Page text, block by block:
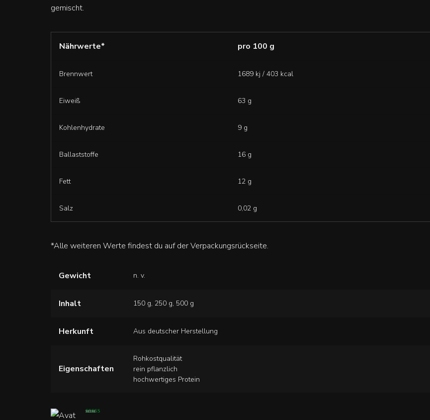
gemischt.
Nährwerte* pro 100 g
Brennwert 1689 kj / 403 kcal
Eiweiß 63 g
Kohlenhydrate 9 g
Ballaststoffe 16 g
Fett 12 g
Salz 0,02 g
*Alle weiteren Werte findest du auf der Verpackungsrückseite.
Gewicht n. v.
Inhalt 150 g, 250 g, 500 g
Herkunft Aus deutscher Herstellung
Eigenschaften
Rohkostqualität
rein pflanzlich
hochwertiges Protein